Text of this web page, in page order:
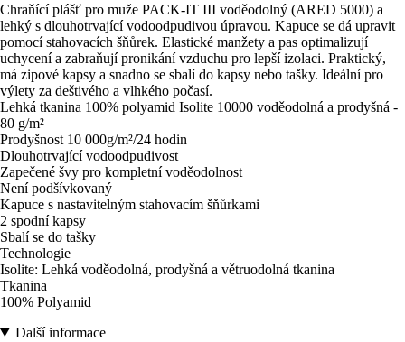
Chraňící plášť pro muže PACK-IT III voděodolný (ARED 5000) a
lehký s dlouhotrvající vodoodpudivou úpravou. Kapuce se dá upravit
pomocí stahovacích šňůrek. Elastické manžety a pas optimalizují
uchycení a zabraňují pronikání vzduchu pro lepší izolaci. Praktický,
má zipové kapsy a snadno se sbalí do kapsy nebo tašky. Ideální pro
výlety za deštivého a vlhkého počasí.
Lehká tkanina 100% polyamid Isolite 10000 voděodolná a prodyšná -
80 g/m²
Prodyšnost 10 000g/m²/24 hodin
Dlouhotrvající vodoodpudivost
Zapečené švy pro kompletní voděodolnost
Není podšívkovaný
Kapuce s nastavitelným stahovacím šňůrkami
2 spodní kapsy
Sbalí se do tašky
Technologie
Isolite: Lehká voděodolná, prodyšná a větruodolná tkanina
Tkanina
100% Polyamid
Další informace